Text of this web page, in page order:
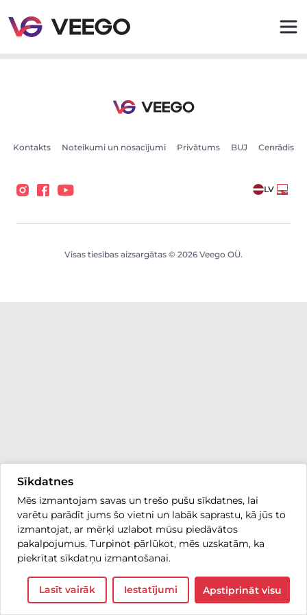
Sīkdatnes
Mēs izmantojam savas un trešo pušu sīkdatnes, lai
varētu parādīt jums šo vietni un labāk saprastu, kā jūs to
izmantojat, ar mērķi uzlabot mūsu piedāvātos
pakalpojumus. Turpinot pārlūkot, mēs uzskatām, ka
piekrītat sīkdatņu izmantošanai.
Lasīt vairāk Iestatījumi Apstiprināt visu
Kontakts Noteikumi un nosacījumi Privātums BUJ Cenrādis
LV
Visas tiesības aizsargātas © 2026 Veego OÜ.